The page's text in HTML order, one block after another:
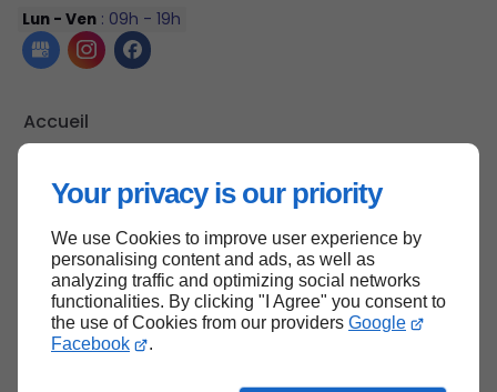
Your privacy is our priority
We use Cookies to improve user experience by
personalising content and ads, as well as
analyzing traffic and optimizing social networks
functionalities. By clicking "I Agree" you consent to
the use of Cookies from our providers Google
Facebook
.
Lun - Ven : 09h - 19h
Accueil
Mentions légales
Plan du site
Haut de page